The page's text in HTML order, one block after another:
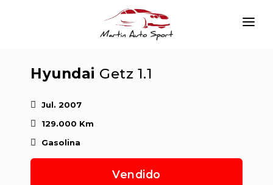
EMPRESA
VIATURAS
SERVIÇOS
Hyundai Getz 1.1
Jul. 2007
129.000 Km
Gasolina
Vendido